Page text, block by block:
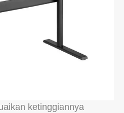
ketinggiannya